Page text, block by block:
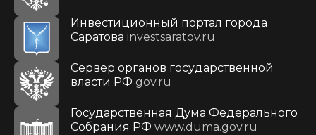
Инвестиционный портал города
Саратова investsaratov.ru
Сервер органов государственной
власти РФ gov.ru
Государственная Дума Федерального
Собрания РФ www.duma.gov.ru